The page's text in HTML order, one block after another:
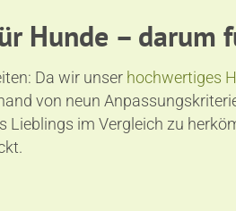
Hunde – darum
Da wir unser hochwertiges
von neun
Lieblings im Vergleich zu